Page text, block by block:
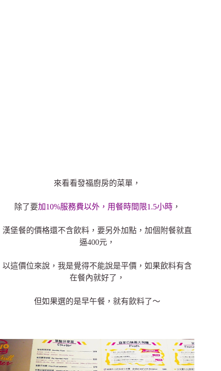
來看看發福廚房的菜單，
除了要加10%服務費以外，用餐時間限1.5小時，
漢堡餐的價格還不含飲料，要另外加點，加個附餐就直
逼400元，
以這價位來說，我是覺得不能說是平價，如果飲料有含
在餐內就好了，
但如果選的是早午餐，就有飲料了～